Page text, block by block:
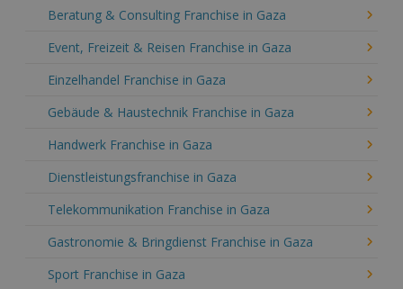
Beratung & Consulting Franchise in Gaza
Event, Freizeit & Reisen Franchise in Gaza
Einzelhandel Franchise in Gaza
Gebäude & Haustechnik Franchise in Gaza
Handwerk Franchise in Gaza
Dienstleistungsfranchise in Gaza
Telekommunikation Franchise in Gaza
Gastronomie & Bringdienst Franchise in Gaza
Sport Franchise in Gaza